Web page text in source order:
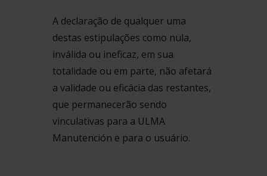
A declaração de qualquer uma
destas estipulações como nula,
inválida ou ineficaz, em sua
totalidade ou em parte, não afetará
a validade ou eficácia das restantes,
que permanecerão sendo
vinculativas para a ULMA
Manutención e para o usuário.